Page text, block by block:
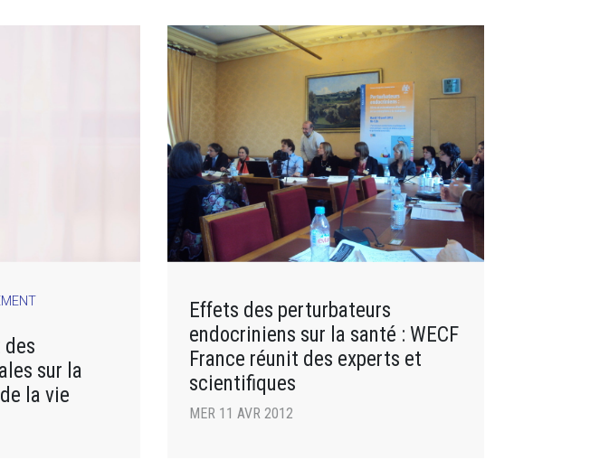
des
sur la
la vie
Effets des perturbateurs
endocriniens sur la santé : WECF
France réunit des experts et
scientifiques
MER 11 AVR 2012